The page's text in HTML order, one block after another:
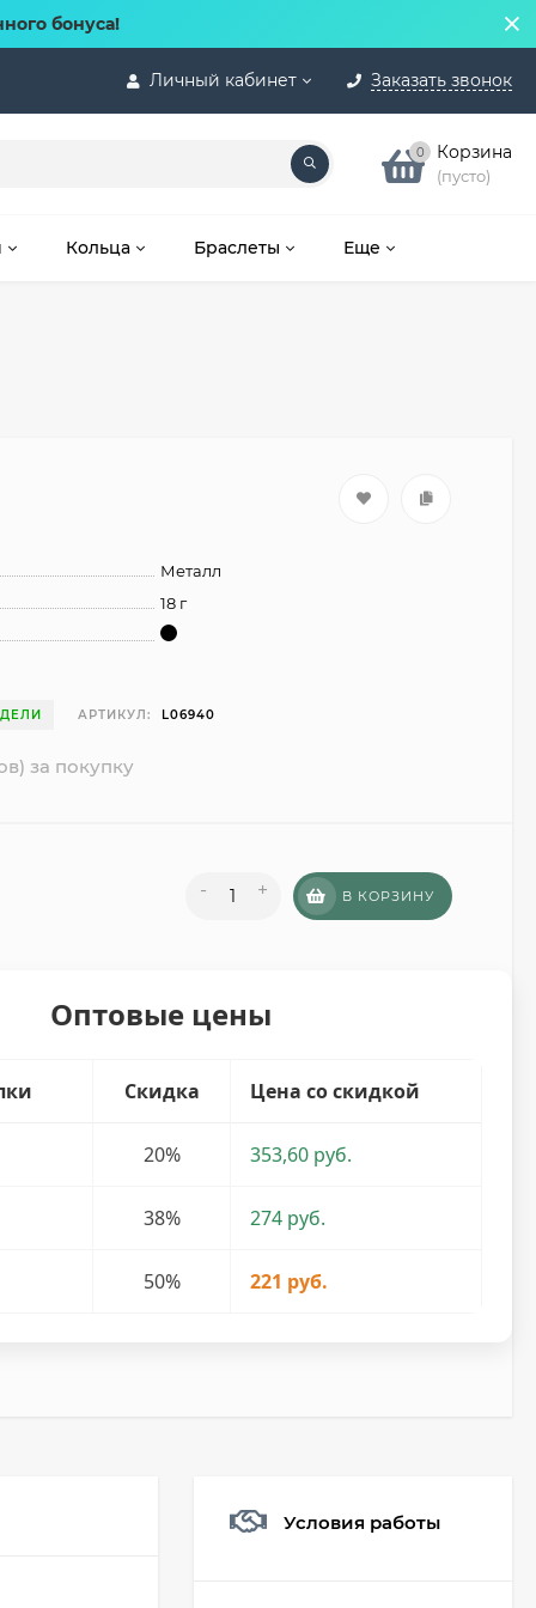
бонуса!
Личный кабинет Заказать звонок
0 Корзина
(пусто)
Кольца Браслеты Еще
Металл
18 г
АРТИКУЛ: L06940
за покупку
- + В КОРЗИНУ
Оптовые цены
Скидка Цена со скидкой
20% 353,60 руб.
38% 274 руб.
50% 221 руб.
Условия работы